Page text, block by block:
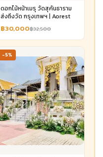
ดอกไม้หน้าเมรุ วัดสุคันธาราม
ส่งถึงวัด กรุงเทพฯ | Aorest
฿30,000฿32,500
-5%